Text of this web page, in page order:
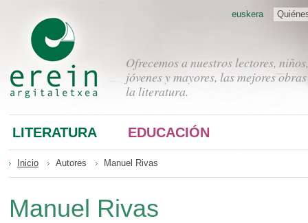
Ofrecemos a nuestros lectores, niños,
jóvenes y mayores, las mejores
la literatura.
euskera
LITERATURA EDUCACIÓN
Inicio Autores Manuel Rivas
Manuel Rivas